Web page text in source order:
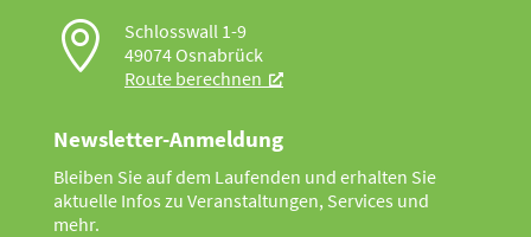

Schlosswall 1-9
49074 Osnabrück
Route berechnen
Newsletter-Anmeldung
Bleiben Sie auf dem Laufenden und erhalten Sie
aktuelle Infos zu Veranstaltungen, Services und
mehr.